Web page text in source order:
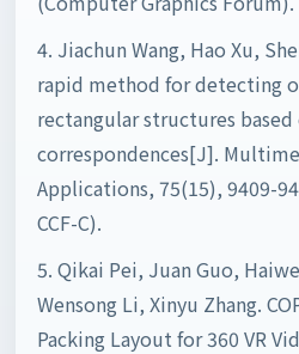
4. Jiachun Wang, Hao Xu,
rapid method for detecting
rectangular structures
correspondences[J].
Applications, 75(15), 9409-
CCF-C).
5. Qikai Pei, Juan Guo,
Wensong Li, Xinyu Zhang.
Packing Layout for 360 VR